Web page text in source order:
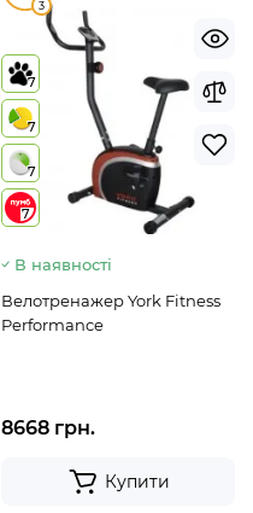
3
7
7
7
7
В наявності
Велотренажер York Fitness
Performance
8668 грн.
Купити